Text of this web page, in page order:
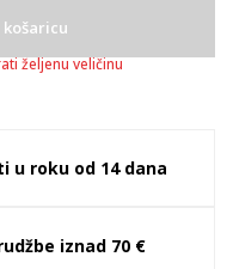
košaricu
željenu veličinu
u roku od 14 dana
iznad 70 €